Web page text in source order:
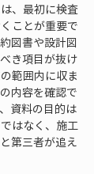
、最初に検査
ことが重要で
図書や設計図
き項目が抜け
範囲内に収ま
内容を確認で
資料の目的は
はなく、施工
第三者が追え